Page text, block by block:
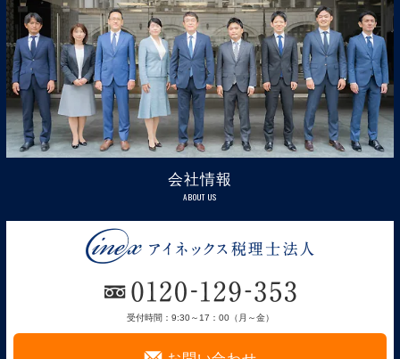
会社情報
ABOUT US
受付時間：9:30～17：00（月～金）